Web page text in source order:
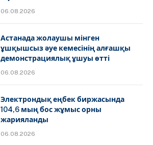
06.08.2026
Астанада жолаушы мінген
ұшқышсыз әуе кемесінің алғашқы
демонстрациялық ұшуы өтті
06.08.2026
Электрондық еңбек биржасында
104,6 мың бос жұмыс орны
жарияланды
06.08.2026